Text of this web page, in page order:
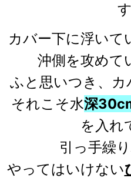
す
カバー下に浮いて
沖側を攻めて
ふと思いつき、
それこそ水深
を入れ
引っ手繰
やってはいけない